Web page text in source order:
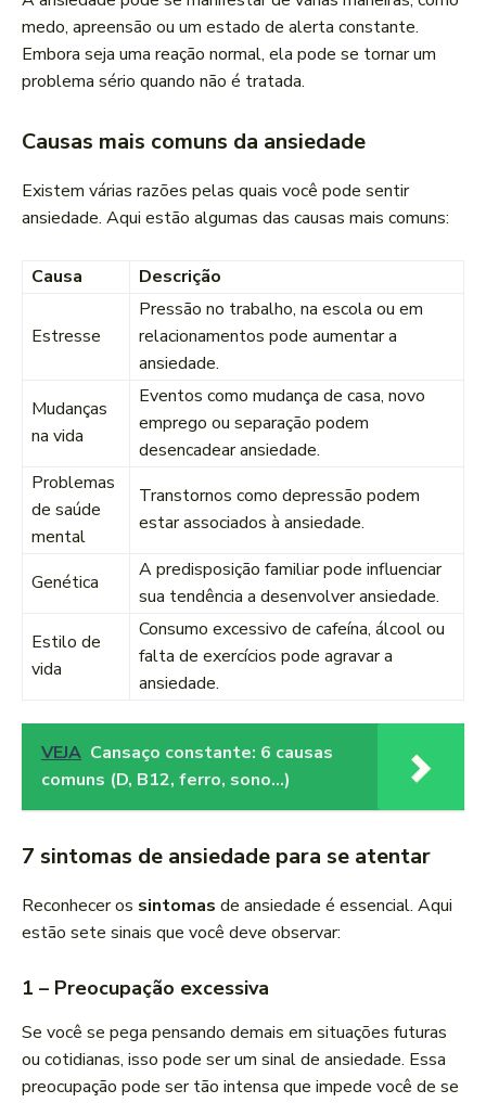
medo, apreensão ou um estado de alerta constante.
Embora seja uma reação normal, ela pode se tornar um
problema sério quando não é tratada.
Causas mais comuns da ansiedade
Existem várias razões pelas quais você pode sentir
ansiedade. Aqui estão algumas das causas mais comuns:
Causa Descrição
Estresse
Pressão no trabalho, na escola ou em
relacionamentos pode aumentar a
ansiedade.
Mudanças
na vida
Eventos como mudança de casa, novo
emprego ou separação podem
desencadear ansiedade.
Problemas
de saúde
mental
Transtornos como depressão podem
estar associados à ansiedade.
Genética
A predisposição familiar pode influenciar
sua tendência a desenvolver ansiedade.
Estilo de
vida
Consumo excessivo de cafeína, álcool ou
falta de exercícios pode agravar a
ansiedade.
VEJA Cansaço constante: 6 causas
comuns (D, B12, ferro, sono…)
7 sintomas de ansiedade para se atentar
Reconhecer os sintomas de ansiedade é essencial. Aqui
estão sete sinais que você deve observar:
1 – Preocupação excessiva
Se você se pega pensando demais em situações futuras
ou cotidianas, isso pode ser um sinal de ansiedade. Essa
preocupação pode ser tão intensa que impede você de se